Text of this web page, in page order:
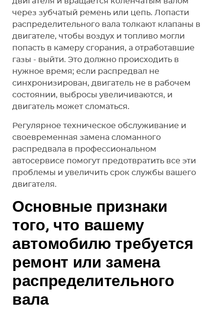
через зубчатый ремень или цепь. Лопасти
распределительного вала толкают клапаны в
двигателе, чтобы воздух и топливо могли
попасть в камеру сгорания, а отработавшие
газы - выйти. Это должно происходить в
нужное время; если распредвал не
синхронизирован, двигатель не в рабочем
состоянии, выбросы увеличиваются, и
двигатель может сломаться.
Регулярное техническое обслуживание и
своевременная замена сломанного
распредвала в профессиональном
автосервисе помогут предотвратить все эти
проблемы и увеличить срок службы вашего
двигателя.
Основные признаки
того, что вашему
автомобилю требуется
ремонт или замена
распределительного
вала